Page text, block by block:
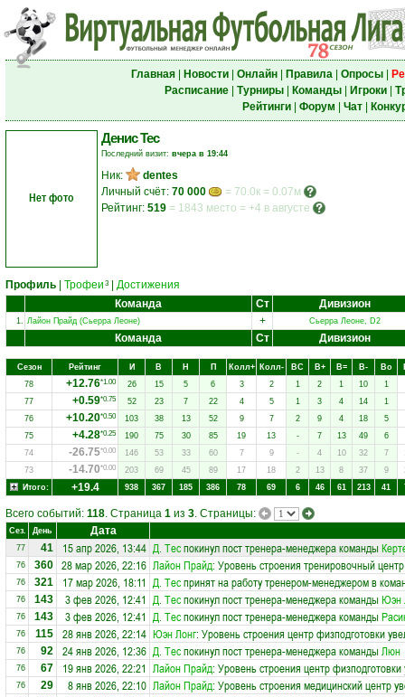
Главная| Новости| Онлайн| Правила| Опросы|
Расписание| Турниры| Команды| Игроки|
Рейтинги| Форум Чат|
Нет фото
Денис Тес
Последний визит: вчера в 19:44
Ник:
dentes
Личный счёт: 70 000
= 70.0к = 0.07м
Рейтинг: 519 = 1843 место = +4 в августе
Профиль Трофеи 3
Достижения
Команда
Ст Дивизион
1. Лайон Прайд (Сьерра Леоне) + Сьерра Леоне, D2
Команда Ст Дивизион
Сезон Рейтинг И В Н П Колл+ Колл- ВC В+ В= В- Вo
78
+12.76*1.00 26 15 5 6 3 2 1 2 1 10
1
77
+0.59*0.75 52 23 7 22 4 5 1 3 4 14
1
76
+10.20*0.50 103 38 13 52 9 7 2 9 4 18
5
75
+4.28*0.25 190 75 30 85 19 13 - 7 13 49
6
74
-26.75*0.00 146 53 33 60 7 9 - 4 10 32 7
73
-14.70*0.00 203 69 45 89 17 18 2 13 8 37 9
Итого:
+19.4 938 367 185 386 78 69 6 46 61 213 41
Всего событий: 118. Страница 1 из 3. Страницы:
Сез. День Дата
77 41 15 апр 2026, 13:44 Д. Теспокинул пост тренера-менеджера команды
76 360 28 мар 2026, 22:16 Лайон Прайд: Уровень строения тренировочный
76 321 17 мар 2026, 18:11 Д. Теспринят на работу тренером-менеджером в
76 143 3 фев 2026, 12:41 Д. Теспокинул пост тренера-менеджера командыЮэн
76 143 3 фев 2026, 12:41 Д. Теспокинул пост тренера-менеджера команды
76 115 28 янв 2026, 22:14 Юэн Лонг: Уровень строения центр физподготовки
76 92 24 янв 2026, 12:36 Д. Теспокинул пост тренера-менеджера командыЛюн
76 67 19 янв 2026, 22:21 Лайон Прайд: Уровень строения центр
76 29 8 янв 2026, 22:10 Лайон Прайд: Уровень строения медицинский центр